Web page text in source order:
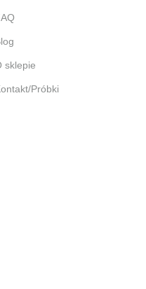
FAQ
Blog
O sklepie
Kontakt/Próbki